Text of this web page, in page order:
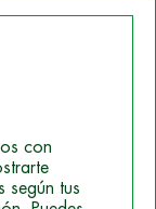
con
según tus